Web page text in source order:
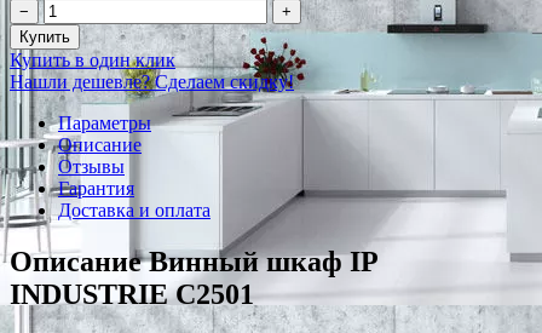
−
+
Купить
Купить в один клик
Нашли дешевле? Сделаем скидку!
Параметры
Описание
Отзывы
Гарантия
Доставка и оплата
Описание Винный шкаф IP
INDUSTRIE C2501